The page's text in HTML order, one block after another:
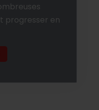
progresser en